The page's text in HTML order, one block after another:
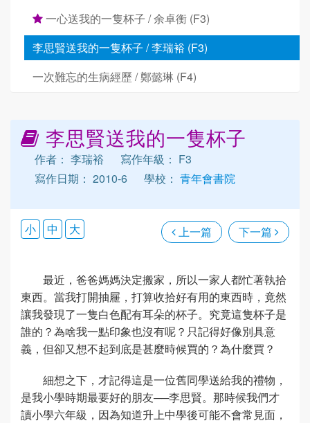
一心送我的一隻杯子 / 余卓衡 (F3)
李思賢送我的一隻杯子 / 李瑞裕 (F3)
一次難忘的生病經歷 / 鄭懿琳 (F4)
李思賢送我的一隻杯子
作者： 李瑞裕
寫作年級： F3
寫作日期： 2010-6
學校： 青年會書院
上一篇 下一篇
小 中 大
最近，爸爸媽媽決定搬家，所以一家人都忙著執拾
東西。當我打開抽屜，打算收拾好有用的東西時，竟然
讓我發現了一隻白色配有耳朵的杯子。究竟這隻杯子是
誰的？為啥我一點印象也沒有呢？只記得好像別具意
義，但卻又想不起到底是甚麼時候買的？為什麼買？
細想之下，才記得這是一位舊同學送給我的禮物，
是我小學時期最要好的朋友──李思賢。那時候我們才
讀小學六年級，因為知道升上中學後可能不會常見面，